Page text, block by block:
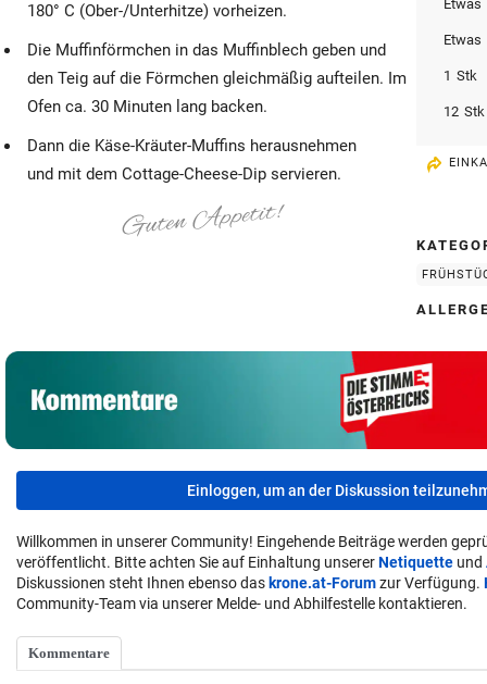
180° C (Ober-/Unterhitze) vorheizen.
Die Muffinförmchen in das Muffinblech geben und
den Teig auf die Förmchen gleichmäßig aufteilen. Im
Ofen ca. 30 Minuten lang backen.
Dann die Käse-Kräuter-Muffins herausnehmen
und mit dem Cottage-Cheese-Dip servieren.
Etwas
Etwas
1 Stk
12 Stk
Einloggen, um an der Diskussion
Willkommen in unserer Community! Eingehende Beiträge werden
veröffentlicht. Bitte achten Sie auf Einhaltung unsererNetiquette und
Diskussionen steht Ihnen ebenso das krone.at-Forumzur Verfügung.
Community-Team via unserer Melde- und Abhilfestelle kontaktieren.